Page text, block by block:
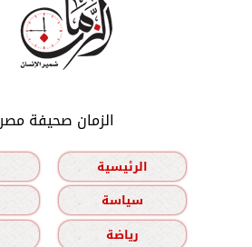
الزمان صحيفة
الرئيسية
سياسة
رياضة